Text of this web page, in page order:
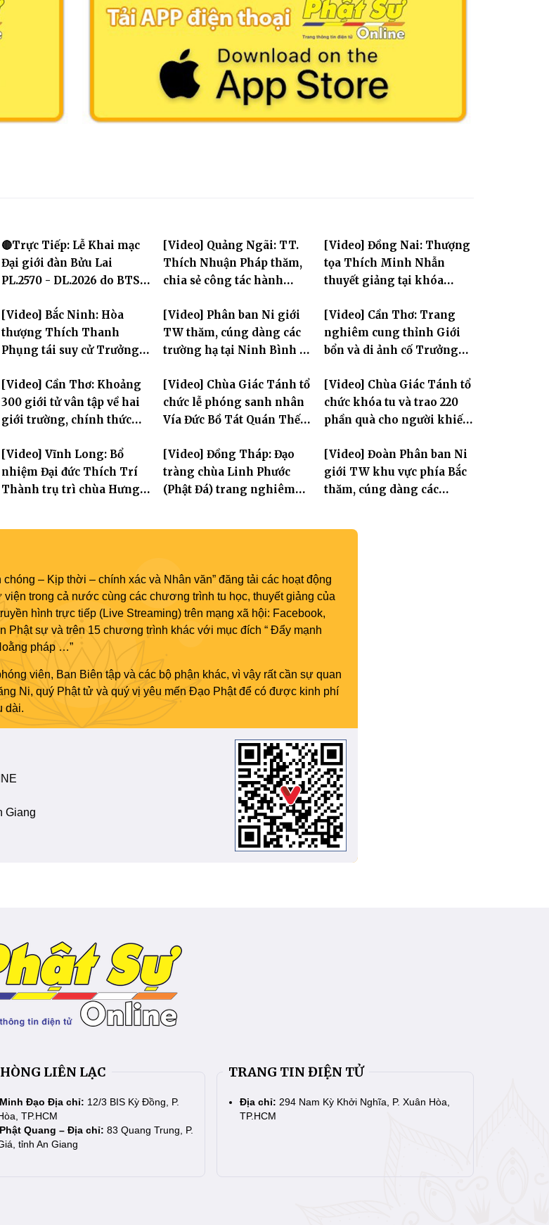
🔴Trực Tiếp: Lễ Khai mạc
Đại giới đàn Bửu Lai
PL.2570 - DL.2026 do BTS
chức
[Video] Quảng Ngãi: TT.
Thích Nhuận Pháp thăm,
chia sẻ công tác hành
chư hành giả Ni
[Video] Đồng Nai: Thượng
tọa Thích Minh Nhẫn
thuyết giảng tại khóa
[Video] Bắc Ninh: Hòa
thượng Thích Thanh
Phụng tái suy cử Trưởng
[Video] Phân ban Ni giới
TW thăm, cúng dàng các
trường hạ tại Ninh Bình và
thần hộ trì Tam bảo
[Video] Cần Thơ: Trang
nghiêm cung thỉnh Giới
bổn và di ảnh cố Trưởng
Tôn hiệu Đại giới đàn – về
hai giới trường
[Video] Cần Thơ: Khoảng
300 giới tử vân tập về hai
giới trường, chính thức
đàn Bửu Lai PL.2570
[Video] Chùa Giác Tánh tổ
chức lễ phóng sanh nhân
Vía Đức Bồ Tát Quán Thế
[Video] Chùa Giác Tánh tổ
chức khóa tu và trao 220
phần quà cho người khiếm
[Video] Vĩnh Long: Bổ
nhiệm Đại đức Thích Trí
Thành trụ trì chùa Hưng
[Video] Đồng Tháp: Đạo
tràng chùa Linh Phước
(Phật Đá) trang nghiêm
[Video] Đoàn Phân ban Ni
giới TW khu vực phía Bắc
thăm, cúng dàng các
– Kịp thời – chính xác và Nhân văn” đăng tải các hoạt động
trong cả nước cùng các chương trình tu học, thuyết giảng của
hình trực tiếp (Live Streaming) trên mạng xã hội: Facebook,
Phật sự và trên 15 chương trình khác với mục đích “ Đẩy mạnh
pháp …”
viên, Ban Biên tập và các bộ phận khác, vì vậy rất cần sự quan
Ni, quý Phật tử và quý vị yêu mến Đạo Phật để có được kinh phí
dài.
Giang
LIÊN LẠC
Đạo Địa chỉ: 12/3 BIS Kỳ Đồng, P.
TP.HCM
Quang – Địa chỉ: 83 Quang Trung, P.
tỉnh An Giang
TRANG TIN ĐIỆN TỬ
Địa chỉ: 294 Nam Kỳ Khởi Nghĩa, P. Xuân Hòa,
TP.HCM